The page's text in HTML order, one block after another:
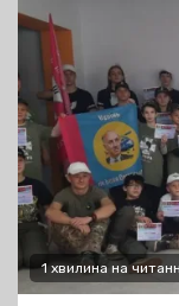
1 хвилина на